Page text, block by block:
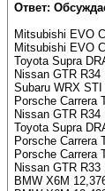
Ответ:
Mitsubishi EVO
Mitsubishi EVO
Toyota Supra
Nissan GTR R34
Subaru WRX STI
Porsche Carrera
Nissan GTR R34
Toyota Supra
Porsche Carrera
Porsche Carrera
Nissan GTR R33
BMW X6M